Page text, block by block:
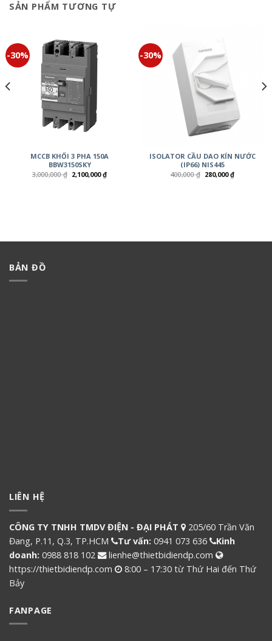
SẢN PHẨM TƯƠNG TỰ
-30%
MCCB KHỐI 3 PHA 150A
BBW3150SKY
3,000,000₫ 2,100,000₫
-30%
ISOLATOR CẦU DAO KÍN NƯỚC
(IP66) NIS445
400,000₫ 280,000₫
BẢN ĐỒ
LIÊN HỆ
CÔNG TY TNHH TMDV ĐIỆN - ĐẠI PHÁT
205/60 Trần Văn
Đang, P.11, Q.3, TP.HCM
Tư vấn: 0941 073 636
Kinh
doanh: 0988 818 102
lienhe@thietbidiendp.com
https://thietbidiendp.com
8:00 – 17:30 từ Thứ Hai đến Thứ
Bảy
FANPAGE